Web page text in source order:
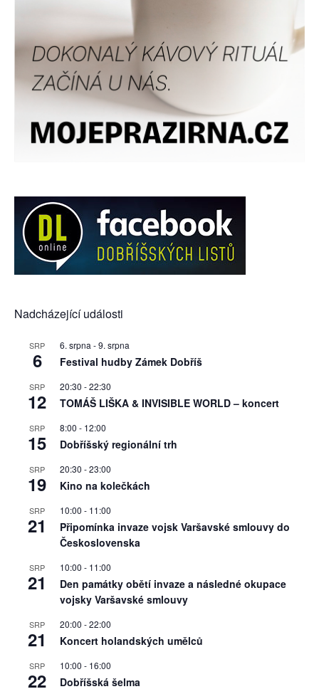
Nadcházející události
SRP
6
6. srpna -9. srpna
Festival hudby Zámek Dobříš
SRP
12
20:30 -22:30
TOMÁŠ LIŠKA & INVISIBLE WORLD – koncert
SRP
15
8:00 - 12:00
Dobříšský regionální trh
SRP
19
20:30 -23:00
Kino na kolečkách
SRP
21
10:00 - 11:00
Připomínka invaze vojsk Varšavské smlouvy do
Československa
SRP
21
10:00 - 11:00
Den památky obětí invaze a následné okupace
vojsky Varšavské smlouvy
SRP
21
20:00 -22:00
Koncert holandských umělců
SRP
22
10:00 - 16:00
Dobříšská šelma